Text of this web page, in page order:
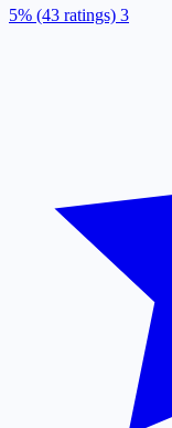
5% (43 ratings) 3